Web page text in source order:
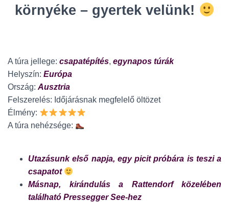
környéke – gyertek velünk!
A túra jellege: csapatépítés, egynapos túrák
Helyszín: Európa
Ország: Ausztria
Felszerelés: Időjárásnak megfelelő öltözet
Élmény:
A túra nehézsége:
Utazásunk első napja, egy picit próbára is teszi a
csapatot
Másnap, kirándulás a Rattendorf közelében
található Pressegger See-hez